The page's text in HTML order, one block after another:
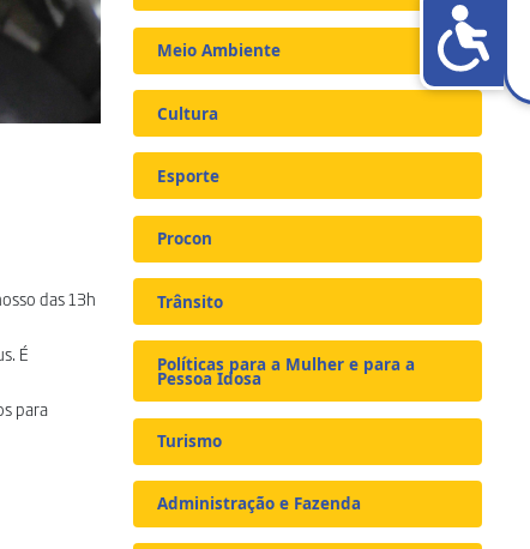
das 13h
É
para
Meio Ambiente
Cultura
Esporte
Procon
Trânsito
Políticas para a Mulher e para a
Pessoa Idosa
Turismo
Administração e Fazenda